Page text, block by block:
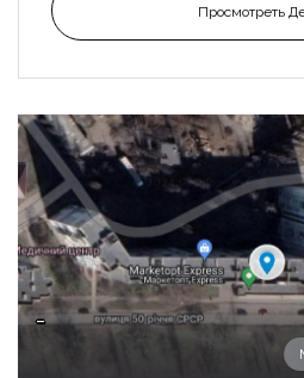
Просмотреть
-